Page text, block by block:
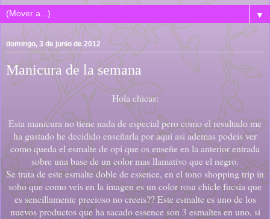
▼
domingo, 3 de junio de 2012
Manicura de la semana
Hola chicas:
Esta manicura no tiene nada de especial pero como el resultado me
ha gustado he decidido enseñarla por aqui asi ademas podeis ver
como queda el esmalte de opi que os enseñe en la anterior entrada
sobre una base de un color mas llamativo que el negro.
Se trata de este esmalte doble de essence, en el tono shopping trip in
soho que como veis en la imagen es un color rosa chicle fucsia que
es sencillamente precioso no creeis?? Este esmalte es uno de los
nuevos productos que ha sacado essence son 3 esmaltes en uno, si